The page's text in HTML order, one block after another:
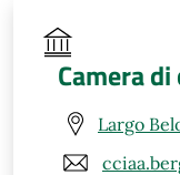
Camera
Largo